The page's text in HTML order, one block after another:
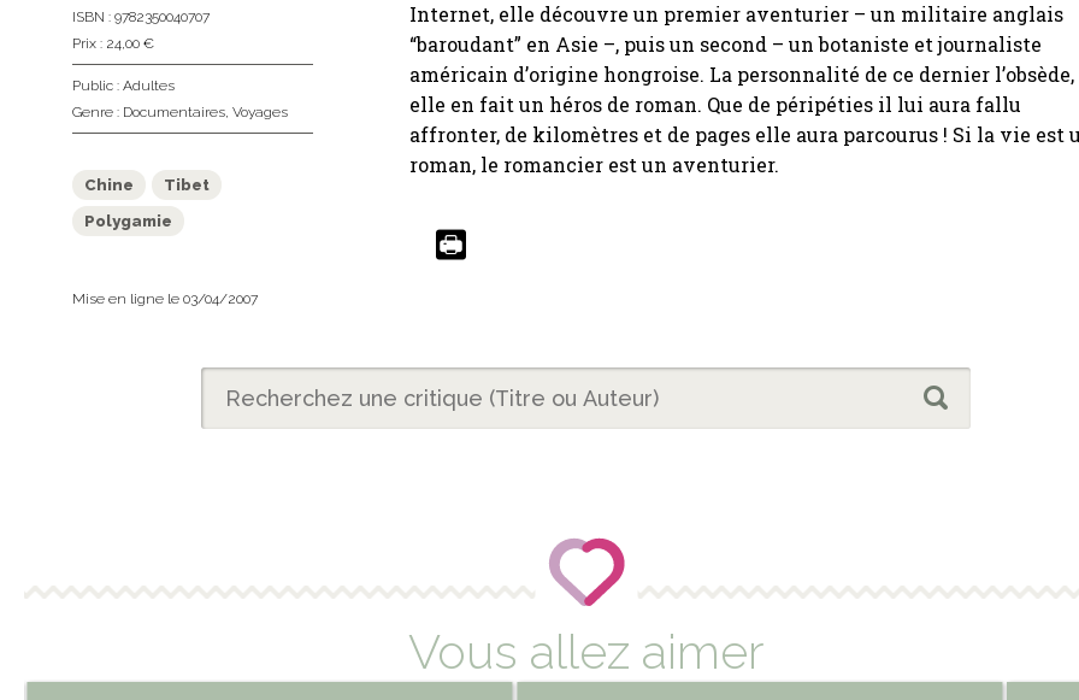
Internet, elle découvre un premier aventurier – un militaire anglais
“baroudant” en Asie –, puis un second – un botaniste et journaliste
américain d’origine hongroise. La personnalité de ce dernier l’obsède,
elle en fait un héros de roman. Que de péripéties il lui aura fallu
affronter, de kilomètres et de pages elle aura parcourus ! Si la vie est
roman, le romancier est un aventurier.
ISBN : 9782350040707
Prix : 24,00 €
Public : Adultes
Genre : Documentaires Voyages
Chine
Tibet
Polygamie
Mise en ligne le 03/04/2007
Vous allez aimer